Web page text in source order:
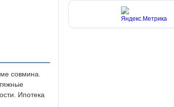
совмина.
Ипотека